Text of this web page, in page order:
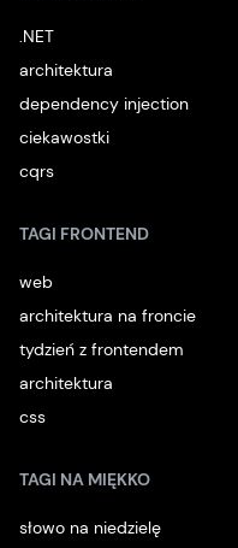
.NET
architektura
dependency injection
ciekawostki
cqrs
TAGI FRONTEND
web
architektura na froncie
tydzień z frontendem
architektura
css
TAGI NA MIĘKKO
słowo na niedzielę